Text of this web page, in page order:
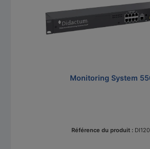
Monitoring System
Référence du produit :